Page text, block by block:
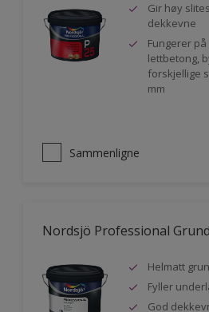
Gir høy
dekkevne
Fungerer
lettbetong,
forskjellige
mm
Sammenligne
Nordsjö Professional
Helmatt
Fyller
God